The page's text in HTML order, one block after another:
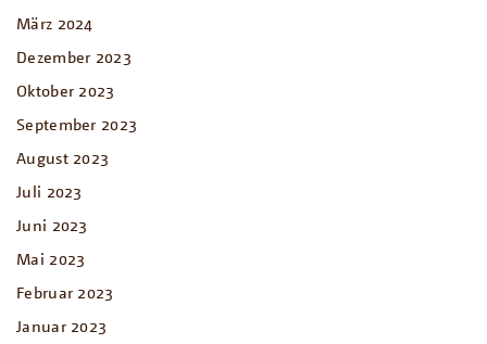
März 2024
Dezember 2023
Oktober 2023
September 2023
August 2023
Juli 2023
Juni 2023
Mai 2023
Februar 2023
Januar 2023